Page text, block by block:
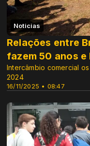
Noticias
16/11/2025 • 08:47
Relações entre
fazem 50 anos e
Intercâmbio comercial
2024